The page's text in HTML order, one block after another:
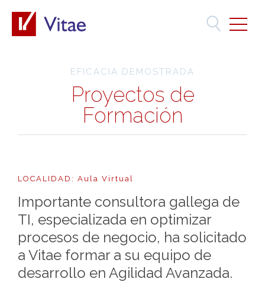
EFICACIA DEMOSTRADA
Proyectos de
Formación
LOCALIDAD: Aula Virtual
Importante consultora gallega de
TI, especializada en optimizar
procesos de negocio, ha solicitado
a Vitae formar a su equipo de
desarrollo en Agilidad Avanzada.